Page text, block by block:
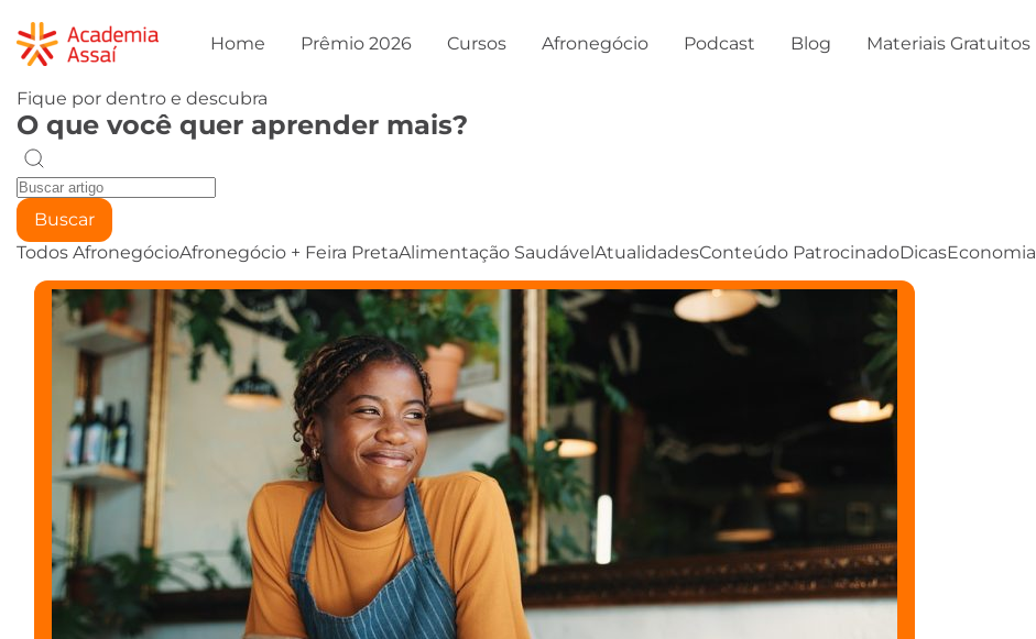
Home Prêmio 2026 Cursos Afronegócio Podcast Blog Materiais Gratuitos
Fique por dentro e descubra
O que você quer aprender mais?
Buscar
Todos AfronegócioAfronegócio + Feira PretaAlimentação SaudávelAtualidadesConteúdo PatrocinadoDicasEconomia